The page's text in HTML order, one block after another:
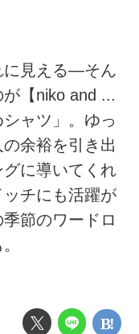
に見える―そん
【niko and ...
シャツ」。ゆっ
余裕を引き出
に導いてくれ
チにも活躍が
節のワードロ